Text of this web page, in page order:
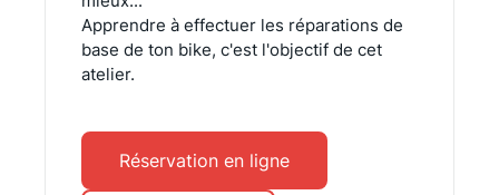
Apprendre à effectuer les réparations de
base de ton bike, c'est l'objectif de cet
atelier.
Réservation en ligne